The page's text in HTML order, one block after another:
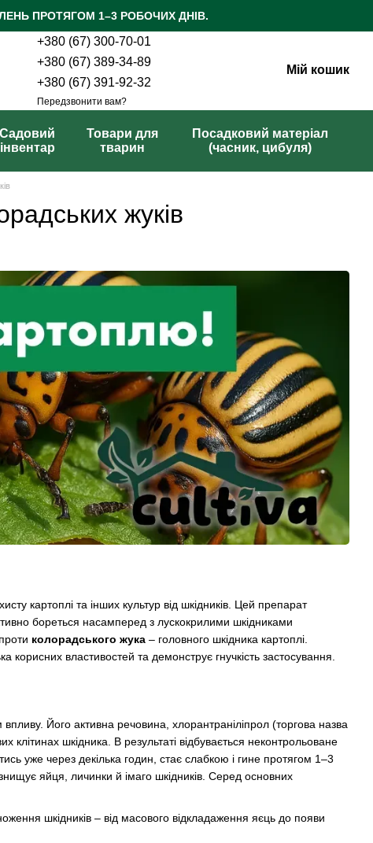
ПРОТЯГОМ 1–3 РОБОЧИХ ДНІВ.
+380 (67) 300-70-01
+380 (67) 389-34-89
+380 (67) 391-92-32
Передзвонити вам?
Мій кошик
Садовий
інвентар
Товари для
тварин
Посадковий матеріал
(часник, цибуля)
жуків
картоплі та інших культур від шкідників. Цей препарат
бореться насамперед з лускокрилими шкідниками
колорадського жука – головного шкідника картоплі.
корисних властивостей та демонструє гнучкість застосування.
Його активна речовина, хлорантраніліпрол (торгова назва
шкідника. В результаті відбувається неконтрольоване
уже через декілька годин, стає слабкою і гине протягом 1–3
яйця, личинки й імаго шкідників. Серед основних
шкідників – від масового відкладаження яєць до появи